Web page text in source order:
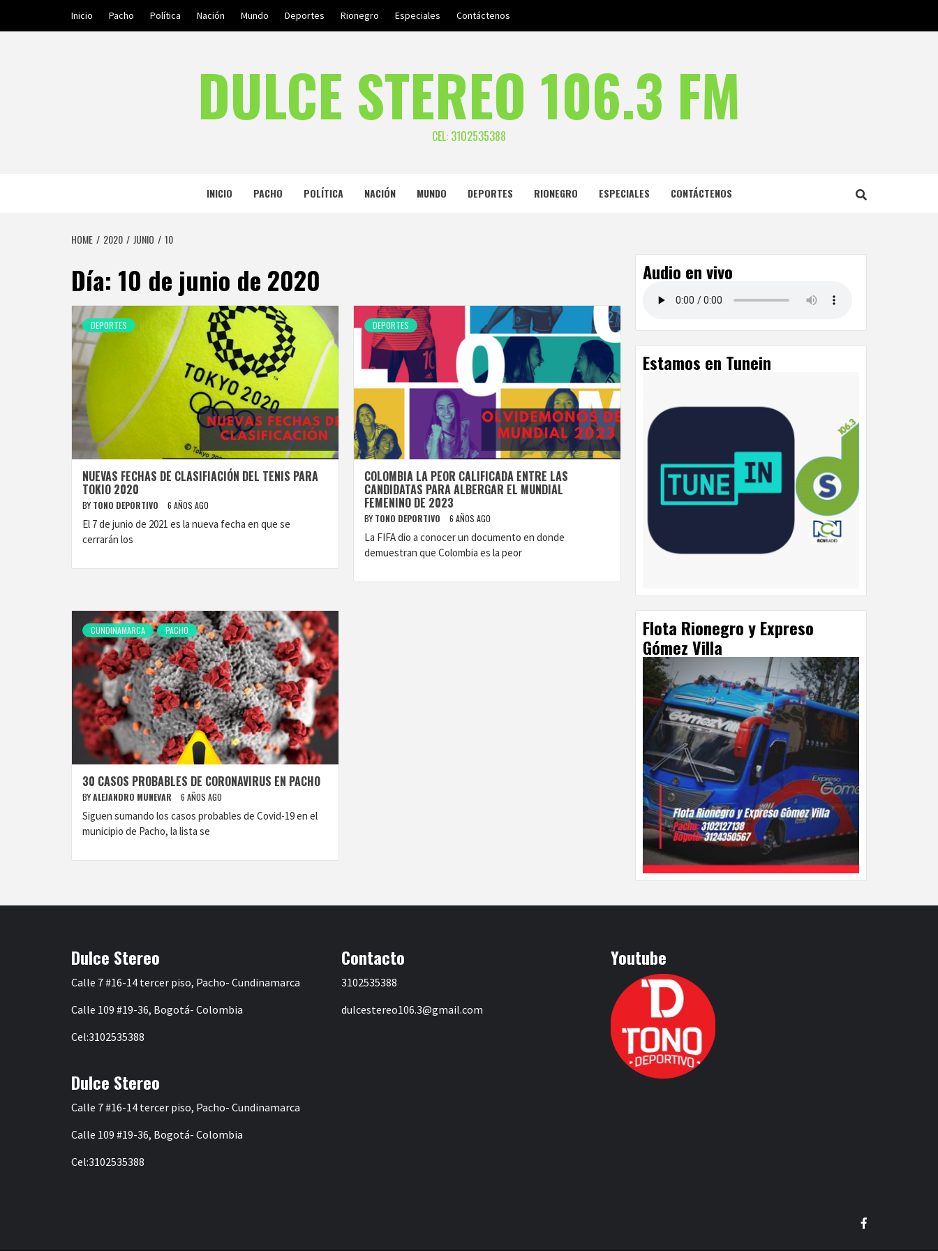
Inicio Pacho Política Nación Mundo Deportes Rionegro Especiales Contáctenos
DULCE STEREO 106.3 FM
CEL: 3102535388
INICIO PACHO POLÍTICA NACIÓN MUNDO DEPORTES RIONEGRO ESPECIALES CONTÁCTENOS
HOME 2020 JUNIO 10
Día: 10 de junio de 2020
DEPORTES
NUEVAS FECHAS DE CLASIFIACIÓN DEL TENIS PARA
TOKIO 2020
BY TONO DEPORTIVO 6 AÑOS AGO
El 7 de junio de 2021 es la nueva fecha en que se
cerrarán los
DEPORTES
COLOMBIA LA PEOR CALIFICADA ENTRE LAS
CANDIDATAS PARA ALBERGAR EL MUNDIAL
FEMENINO DE 2023
BY TONO DEPORTIVO 6 AÑOS AGO
La FIFA dio a conocer un documento en donde
demuestran que Colombia es la peor
CUNDINAMARCA PACHO
30 CASOS PROBABLES DE CORONAVIRUS EN PACHO
BYALEJANDRO MUNEVAR 6 AÑOS AGO
Siguen sumando los casos probables de Covid-19 en el
municipio de Pacho, la lista se
Audio en vivo
Estamos en Tunein
Flota Rionegro y Expreso
Gómez Villa
Dulce Stereo
Calle 7 #16-14 tercer piso, Pacho- Cundinamarca
Calle 109 #19-36, Bogotá- Colombia
Cel:3102535388
Dulce Stereo
Calle 7 #16-14 tercer piso, Pacho- Cundinamarca
Calle 109 #19-36, Bogotá- Colombia
Cel:3102535388
Contacto
3102535388
dulcestereo106.3@gmail.com
Youtube
Facebook